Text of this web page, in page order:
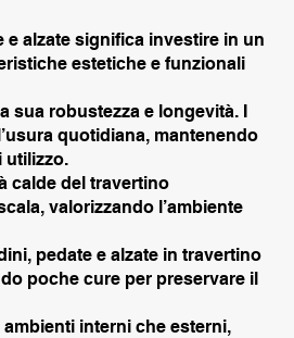
alzate significa investire in un
estetiche e funzionali
sua robustezza e longevità. I
quotidiana, mantenendo
utilizzo.
calde del travertino
valorizzando l’ambiente
pedate e alzate in travertino
poche cure per preservare il
interni che esterni,